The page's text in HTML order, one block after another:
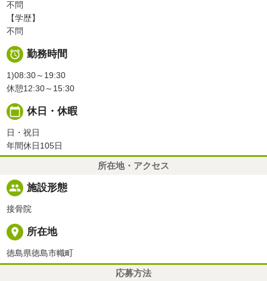
不問
【学歴】
不問
 勤務時間
1)08:30～19:30
休憩12:30～15:30
calendar_today 休日・休暇
日・祝日
年間休日105日
所在地・アクセス
people 施設形態
接骨院
place 所在地
徳島県徳島市幟町
応募方法